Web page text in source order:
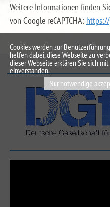
Weitere Informationen finden
von Google reCAPTCHA:
Cookies werden zur
helfen dabei, diese Webseite zu
dieser Webseite erklären Sie sich
einverstanden.
Nur notwendige